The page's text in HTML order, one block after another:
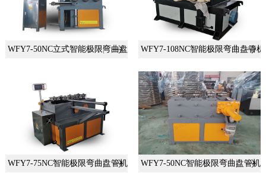
WFY7-50NC立式智能极限弯曲盘管机WFY7-108NC智能极限弯曲盘管机
WFY7-75NC智能极限弯曲盘管机 WFY7-50NC智能极限弯曲盘管机